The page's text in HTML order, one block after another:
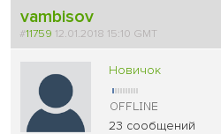
vambisov
#11759 12.01.2018 15:10 GMT
Новичок
23 сообщений